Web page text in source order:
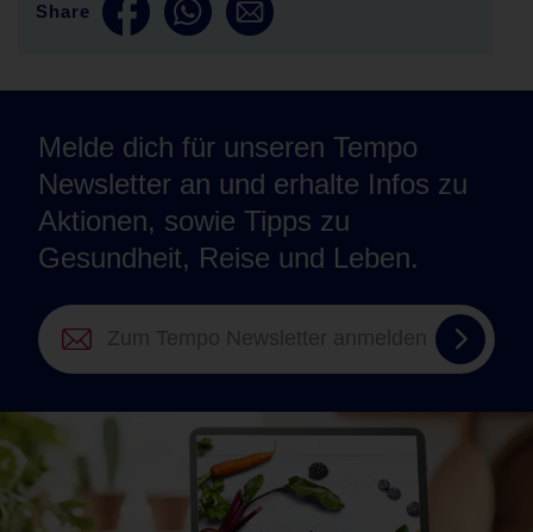
Share
Melde dich für unseren Tempo
Newsletter an und erhalte Infos zu
Aktionen, sowie Tipps zu
Gesundheit, Reise und Leben.
Zum
Tempo